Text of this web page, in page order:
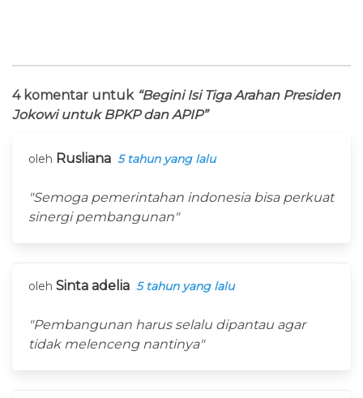
4 komentar untuk “Begini Isi Tiga Arahan Presiden
Jokowi untuk BPKP dan APIP”
oleh Rusliana 5 tahun yang lalu
"Semoga pemerintahan indonesia bisa perkuat
sinergi pembangunan"
oleh Sinta adelia 5 tahun yang lalu
"Pembangunan harus selalu dipantau agar
tidak melenceng nantinya"